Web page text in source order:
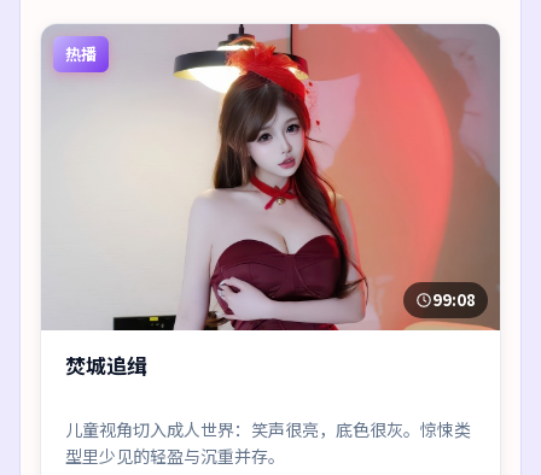
热播
99:08
焚城追缉
儿童视角切入成人世界：笑声很亮，底色很灰。惊悚类
型里少见的轻盈与沉重并存。